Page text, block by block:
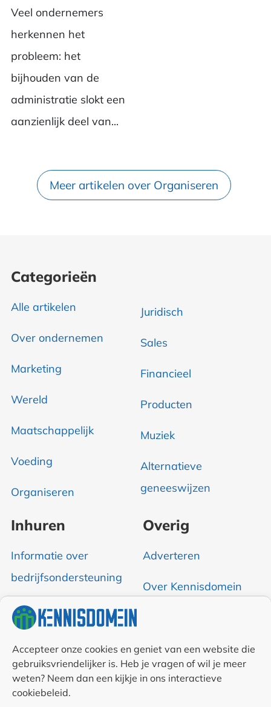
Accepteer onze cookies en geniet van een website die
gebruiksvriendelijker is. Heb je vragen of wil je meer
weten? Neem dan een kijkje in ons interactieve
cookiebeleid.
Veel ondernemers
herkennen het
probleem: het
bijhouden van de
administratie slokt een
aanzienlijk deel van...
Meer artikelen over Organiseren
Categorieën
Alle artikelen
Over ondernemen
Marketing
Wereld
Maatschappelijk
Voeding
Organiseren
Juridisch
Sales
Financieel
Producten
Muziek
Alternatieve
geneeswijzen
Inhuren
Informatie over
bedrijfsondersteuning
Overig
Adverteren
Over Kennisdomein
RSS & Nieuwsfeed
Auteurs